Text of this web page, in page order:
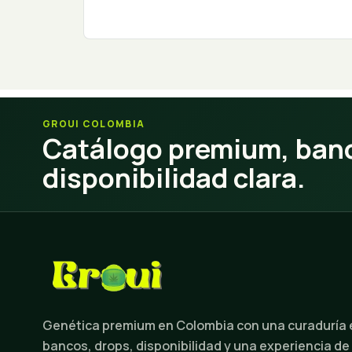
GROUI COLOMBIA
Catálogo premium,
disponibilidad clara.
Genética premium en Colombia con una
bancos, drops, disponibilidad y una experiencia